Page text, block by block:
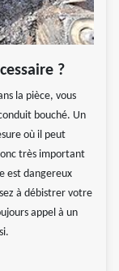
?
la pièce, vous
bouché. Un
où il peut
très important
est dangereux
à débistrer votre
appel à un